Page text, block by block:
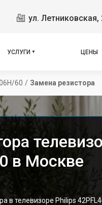
ул. Летниковская,
УСЛУГИ ЦЕНЫ
60 / Замена резистора
в Москве
в телевизоре Philips